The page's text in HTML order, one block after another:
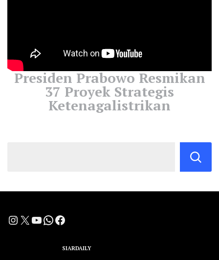
Presiden Prabowo Resmikan
37 Proyek Strategis
Ketenagalistrikan
Instagram
X YouTube
WhatsApp
Facebook
SIARDAILY